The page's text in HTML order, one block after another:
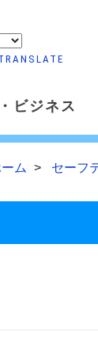
ビジネス
ム セーフ